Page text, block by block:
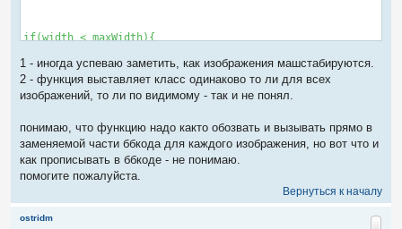
if(width < maxWidth){
$(this).css("width", maxWidth); // Set new width
$(this).css("height", height * ratio); // Scale height
height = height * ratio; // Reset height to match scaled
width = width * ratio; // Reset width to match scaled image
ratio = maxWidth / width; // get ratio for scaling image
$(this).css("width", maxWidth); // Set new width
$(this).css("height", height * ratio); // Scale height
height = height * ratio; // Reset height to match scaled
width = width * ratio; // Reset width to match scaled image
1 - иногда успеваю заметить, как изображения машстабируются.
2 - функция выставляет класс одинаково то ли для всех
изображений, то ли по видимому - так и не понял.
понимаю, что функцию надо както обозвать и вызывать прямо в
заменяемой части ббкода для каждого изображения, но вот что и
как прописывать в ббкоде - не понимаю.
помогите пожалуйста.
Вернуться к началу
ostridm